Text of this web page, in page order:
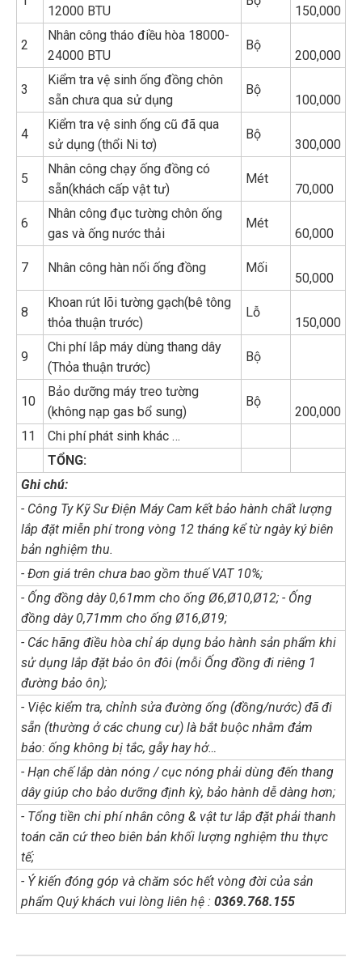
12000 BTU 150,000
2
Nhân công tháo điều hòa 18000-
24000 BTU
Bộ
200,000
3
Kiểm tra vệ sinh ống đồng chôn
sẵn chưa qua sử dụng
Bộ
100,000
4
Kiểm tra vệ sinh ống cũ đã qua
sử dụng (thổi Ni tơ)
Bộ
300,000
5
Nhân công chạy ống đồng có
sẵn(khách cấp vật tư)
Mét
70,000
6
Nhân công đục tường chôn ống
gas và ống nước thải
Mét
60,000
7 Nhân công hàn nối ống đồng Mối
50,000
8
Khoan rút lõi tường gạch(bê tông
thỏa thuận trước)
Lỗ
150,000
9
Chi phí lắp máy dùng thang dây
(Thỏa thuận trước)
Bộ
10
Bảo dưỡng máy treo tường
(không nạp gas bổ sung)
Bộ
200,000
11
Chi phí phát sinh khác …
TỔNG:
Ghi chú:
- Công Ty Kỹ Sư Điện Máy Cam kết bảo hành chất lượng
lắp đặt miễn phí trong vòng 12 tháng kể từ ngày ký biên
bản nghiệm thu.
- Đơn giá trên chưa bao gồm thuế VAT 10%;
- Ống đồng dày 0,61mm cho ống Ø6,Ø10,Ø12; - Ống
đồng dày 0,71mm cho ống Ø16,Ø19;
- Các hãng điều hòa chỉ áp dụng bảo hành sản phẩm khi
sử dụng lắp đặt bảo ôn đôi (mỗi Ống đồng đi riêng 1
đường bảo ôn);
- Việc kiểm tra, chỉnh sửa đường ống (đồng/nước) đã đi
sẵn (thường ở các chung cư) là bắt buộc nhằm đảm
bảo: ống không bị tắc, gẫy hay hở…
- Hạn chế lắp dàn nóng / cục nóng phải dùng đến thang
dây giúp cho bảo dưỡng định kỳ, bảo hành dễ dàng hơn;
- Tổng tiền chi phí nhân công & vật tư lắp đặt phải thanh
toán căn cứ theo biên bản khối lượng nghiệm thu thực
tế;
- Ý kiến đóng góp và chăm sóc hết vòng đời của sản
phẩm Quý khách vui lòng liên hệ : 0369.768.155